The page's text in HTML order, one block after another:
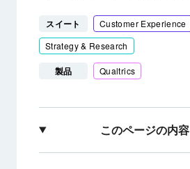
スイート
Customer Experience
Strategy & Research
製品 Qualtrics
このページの内容